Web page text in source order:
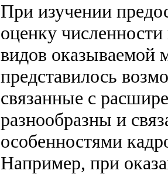
При изучении
оценку
видов оказываемой
представилось
связанные с
разнообразны и
особенностями
Например, при